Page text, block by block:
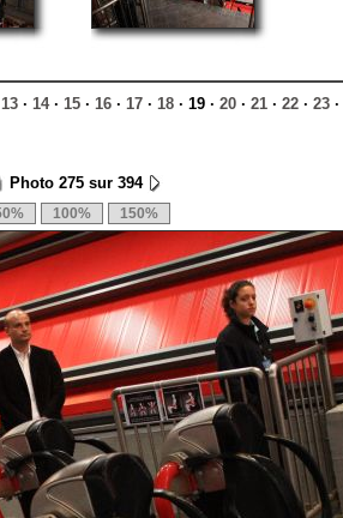
13· 14· 15· 16· 17· 18· 19 · 20· 21· 22· 23·
Photo 275 sur 394